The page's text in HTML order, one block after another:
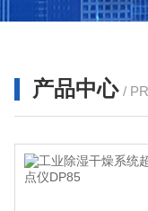
产品中心 /